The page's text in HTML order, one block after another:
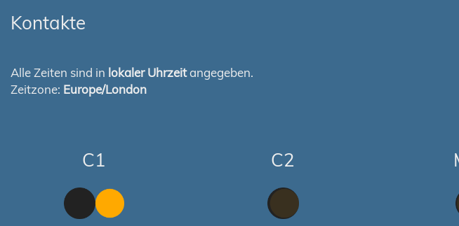
Kontakte
Alle Zeiten sind in lokaler Uhrzeitangegeben.
Zeitzone: Europe/London
C1 C2